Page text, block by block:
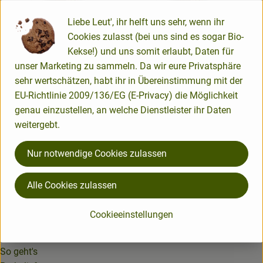
Brot & Backwaren
Tiefkühl
Getränke
So geht's
Über uns
Warenkunde
Was ist drin?
Obst-Box klein
Was ist drin?
Die Obst-Box
BIOHOF BROCKMANN
Biohof Brockmann
Lange Straße 38
27412 Bülstedt
DE-ÖKO-006
04283-98 26 689
So geht's
Liebe Leut', ihr helft uns sehr, wenn ihr
Cookies zulasst (bei uns sind es sogar Bio-
Kekse!) und uns somit erlaubt, Daten für
unser Marketing zu sammeln. Da wir eure Privatsphäre
sehr wertschätzen, habt ihr in Übereinstimmung mit der
EU-Richtlinie 2009/136/EG (E-Privacy) die Möglichkeit
genau einzustellen, an welche Dienstleister ihr Daten
weitergebt.
Cookieeinstellungen
Nur notwendige Cookies zulassen
Alle Cookies zulassen